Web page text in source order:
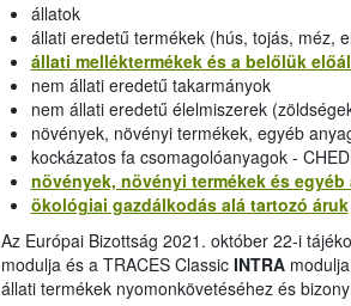
állatok
állati eredetű termékek (hús, tojás, méz,
állati melléktermékek és a belőlük
nem állati eredetű takarmányok
nem állati eredetű élelmiszerek
növények, növényi termékek, egyéb
kockázatos fa csomagolóanyagok -
növények, növényi termékek és egyéb
ökológiai gazdálkodás alá tartozó áruk
Az Európai Bizottság 2021. október 22-i
modulja és a TRACES Classic INTRA
állati termékek nyomonkövetéséhez és